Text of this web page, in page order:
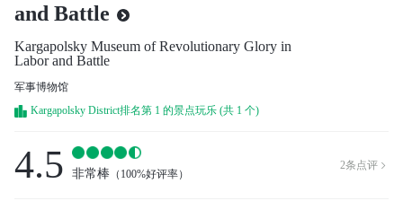
and Battle
Kargapolsky Museum of Revolutionary Glory in
Labor and Battle
军事博物馆
Kargapolsky District排名第 1 的景点玩乐 (共 1 个)
4.5 非常棒 （ 100%好评率）
2条点评 